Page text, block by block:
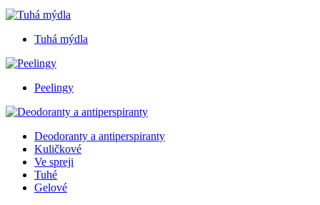
Tuhá mýdla
Peelingy
Deodoranty a antiperspiranty
Kuličkové
Ve spreji
Tuhé
Gelové